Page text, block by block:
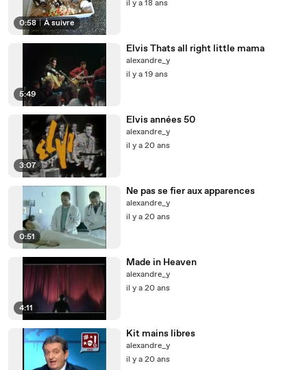
0:58 | À suivre
il y a 18 ans
5:49
Elvis Thats all right little mama
alexandre_y
il y a 19 ans
3:07
Elvis années 50
alexandre_y
il y a 20 ans
0:51
Ne pas se fier aux apparences
alexandre_y
il y a 20 ans
4:11
Made in Heaven
alexandre_y
il y a 20 ans
Kit mains libres
alexandre_y
il y a 20 ans